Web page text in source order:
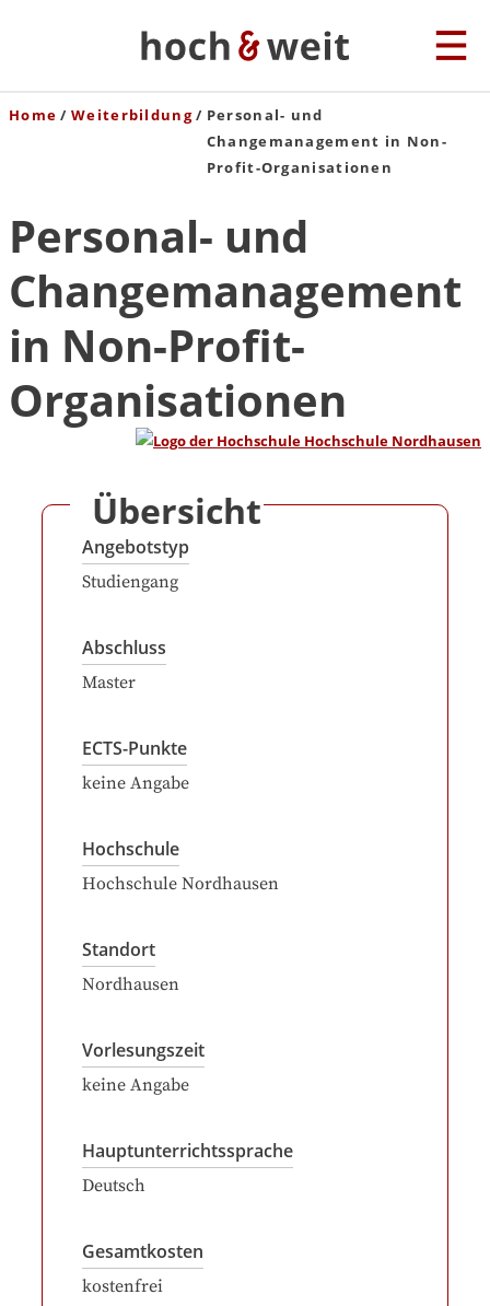
Home Weiterbildung
Personal- und
Changemanagement in Non-
Profit-Organisationen
Personal- und
Changemanagement
in Non-Profit-
Organisationen
Übersicht
Angebotstyp
Studiengang
Abschluss
Master
ECTS-Punkte
keine Angabe
Hochschule
Hochschule Nordhausen
Standort
Nordhausen
Vorlesungszeit
keine Angabe
Hauptunterrichtssprache
Deutsch
Gesamtkosten
kostenfrei